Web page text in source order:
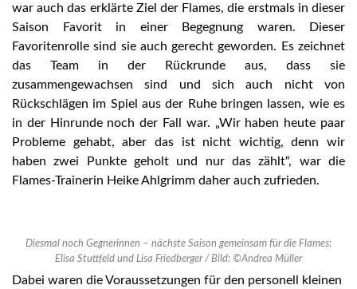
war auch das erklärte Ziel der Flames, die erstmals in dieser
Saison Favorit in einer Begegnung waren. Dieser
Favoritenrolle sind sie auch gerecht geworden. Es zeichnet
das Team in der Rückrunde aus, dass sie
zusammengewachsen sind und sich auch nicht von
Rückschlägen im Spiel aus der Ruhe bringen lassen, wie es
in der Hinrunde noch der Fall war. „Wir haben heute paar
Probleme gehabt, aber das ist nicht wichtig, denn wir
haben zwei Punkte geholt und nur das zählt“, war die
Flames-Trainerin Heike Ahlgrimm daher auch zufrieden.
Diesmal noch Gegnerinnen – nächste Saison gemeinsam für die Flames:
Elisa Stuttfeld und Lisa Friedberger / Bild: ©Andrea Müller
Dabei waren die Voraussetzungen für den personell kleinen